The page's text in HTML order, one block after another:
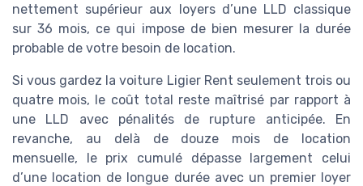
nettement supérieur aux loyers d’une LLD classique
sur 36 mois, ce qui impose de bien mesurer la durée
probable de votre besoin de location.
Si vous gardez la voiture Ligier Rent seulement trois ou
quatre mois, le coût total reste maîtrisé par rapport à
une LLD avec pénalités de rupture anticipée. En
revanche, au delà de douze mois de location
mensuelle, le prix cumulé dépasse largement celui
d’une location de longue durée avec un premier loyer